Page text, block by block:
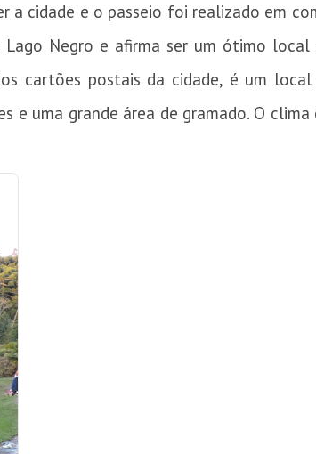
a cidade e o passeio foi realizado em
Negro e afirma ser um ótimo local
cartões postais da cidade, é um
e uma grande área de gramado. O